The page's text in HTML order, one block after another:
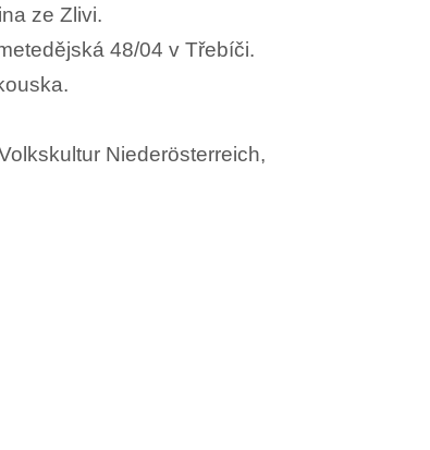
ze Zlivi.
48/04 v Třebíči.
Niederösterreich,